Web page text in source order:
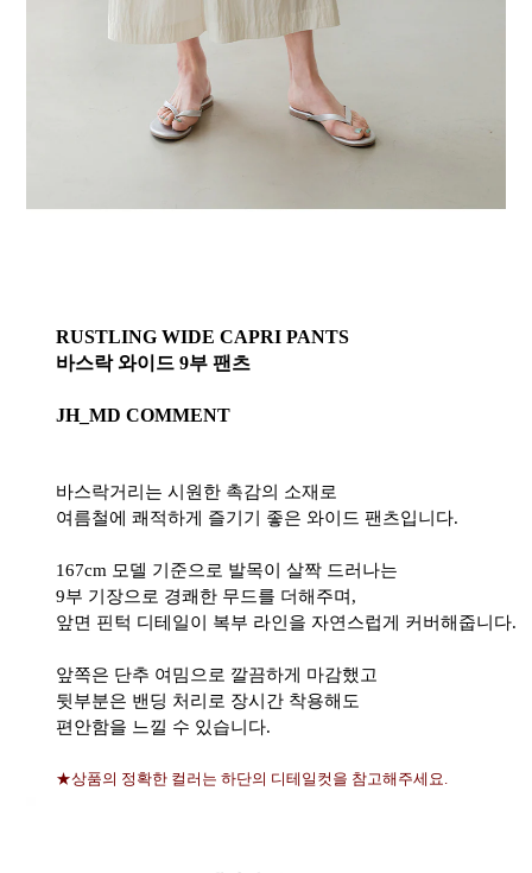
RUSTLING WIDE CAPRI PANTS
바스락 와이드 9부 팬츠
JH_MD COMMENT
바스락거리는 시원한 촉감의 소재로
여름철에 쾌적하게 즐기기 좋은 와이드 팬츠입니다.
167cm 모델 기준으로 발목이 살짝 드러나는
9부 기장으로 경쾌한 무드를 더해주며,
앞면 핀턱 디테일이 복부 라인을 자연스럽게 커버해줍니다.
앞쪽은 단추 여밈으로 깔끔하게 마감했고
뒷부분은 밴딩 처리로 장시간 착용해도
편안함을 느낄 수 있습니다.
★상품의 정확한 컬러는 하단의 디테일컷을 참고해주세요.